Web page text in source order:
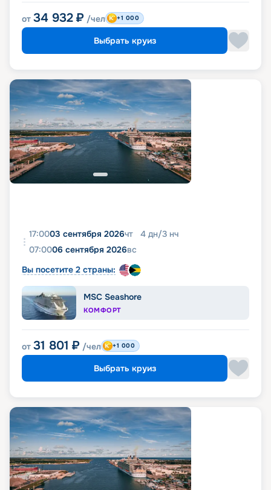
от 34 932 ₽ /чел +1 000
Выбрать круиз
17:0003 сентября 2026чт 4 дн/3 нч
07:0006 сентября 2026вс
Вы посетите 2 страны:
MSC Seashore
КОМФОРТ
от 31 801 ₽ /чел +1 000
Выбрать круиз